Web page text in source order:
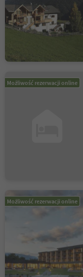
Możliwość rezerwacji online
Możliwość rezerwacji online